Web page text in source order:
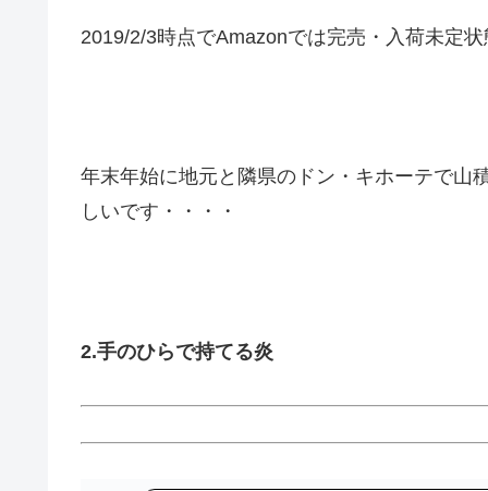
2019/2/3時点でAmazonでは完売・入荷未定
年末年始に地元と隣県のドン・キホーテで山
しいです・・・・
2.手のひらで持てる炎